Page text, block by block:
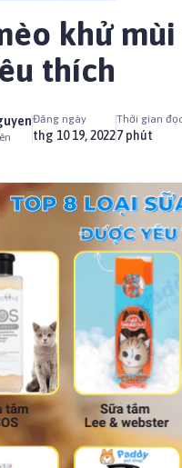
khử
thích
Đăng ngày
thg 10 19, 2022
Thời gian
7 phút